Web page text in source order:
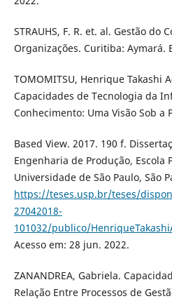
STRAUHS, F. R. et. al. Gestão do
Organizações. Curitiba: Aymará.
TOMOMITSU, Henrique Takashi
Capacidades de Tecnologia da
Conhecimento: Uma Visão Sob a
Based View. 2017. 190 f.
Engenharia de Produção, Escola
Universidade de São Paulo, São
https://teses.usp.br/teses/
27042018-
101032/publico/
Acesso em: 28 jun. 2022.
ZANANDREA, Gabriela.
Relação Entre Processos de